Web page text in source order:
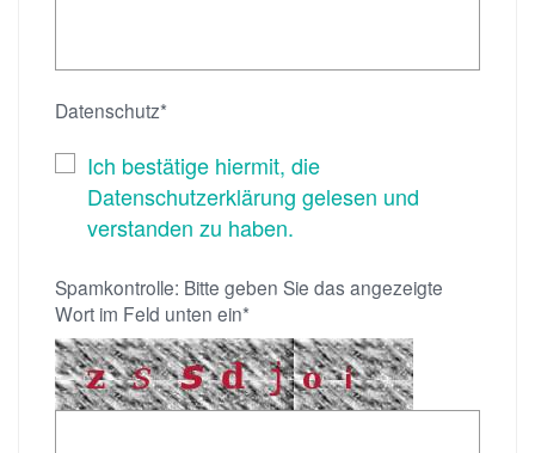
Datenschutz*
Ich bestätige hiermit, die
Datenschutzerklärung gelesen und
verstanden zu haben.
Spamkontrolle: Bitte geben Sie das angezeigte
Wort im Feld unten ein*